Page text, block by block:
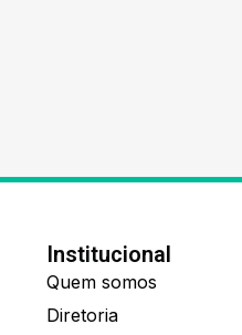
Institucional
Quem somos
Diretoria